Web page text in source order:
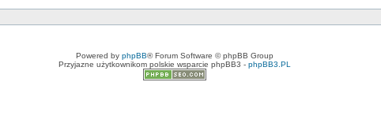
Powered by phpBB® Forum Software © phpBB Group
Przyjazne użytkownikom polskie wsparcie phpBB3 - phpBB3.PL